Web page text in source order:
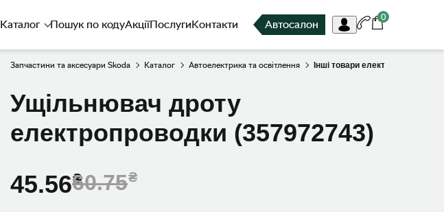
Каталог Пошук по кодуАкціїПослугиКонтакти Автосалон
0
Запчастини та аксесуари Skoda Каталог Автоелектрика та освітлення Інші товари електронної групи
Ущiльнювач дроту
електропроводки (357972743)
45.5660.75